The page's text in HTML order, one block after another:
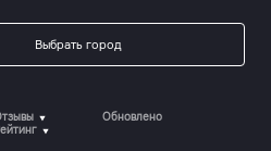
Выбрать город
Обновлено